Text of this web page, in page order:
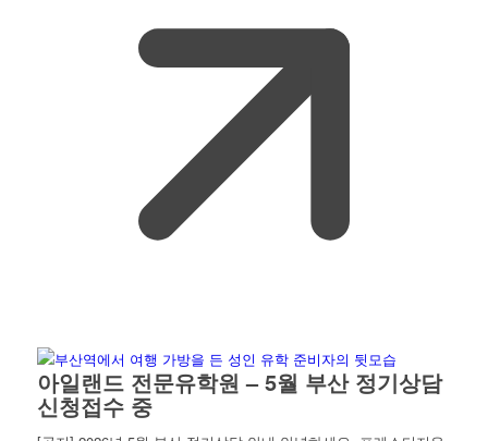
아일랜드 전문유학원 – 5월 부산 정기상담
신청접수 중